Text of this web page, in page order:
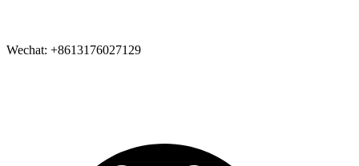
Wechat: +8613176027129